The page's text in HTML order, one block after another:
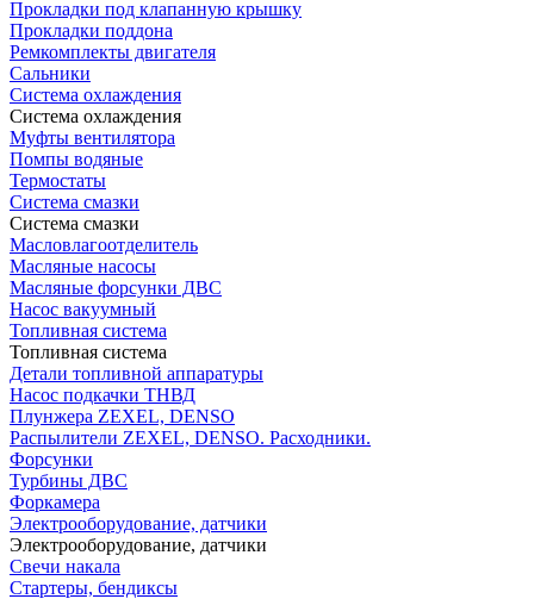
Прокладки под клапанную крышку
Прокладки поддона
Ремкомплекты двигателя
Сальники
Система охлаждения
Система охлаждения
Муфты вентилятора
Помпы водяные
Термостаты
Система смазки
Система смазки
Масловлагоотделитель
Масляные насосы
Масляные форсунки ДВС
Насос вакуумный
Топливная система
Топливная система
Детали топливной аппаратуры
Насос подкачки ТНВД
Плунжера ZEXEL, DENSO
Распылители ZEXEL, DENSO. Расходники.
Форсунки
Турбины ДВС
Форкамера
Электрооборудование, датчики
Электрооборудование, датчики
Свечи накала
Стартеры, бендиксы